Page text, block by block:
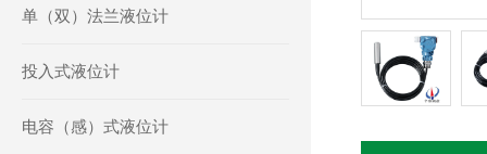
单（双）法兰液位计
投入式液位计
电容（感）式液位计